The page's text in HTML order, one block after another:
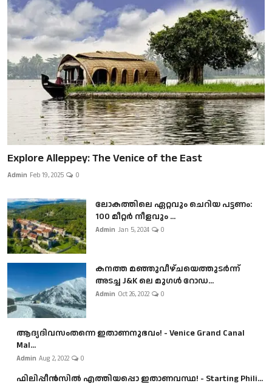
Explore Alleppey: The Venice of the East
Admin Feb 19, 2025 0
ലോകത്തിലെ ഏറ്റവും ചെറിയ പട്ടണം:
100 മീറ്റർ നീളവും ...
Admin Jan 5, 2024 0
കനത്ത മഞ്ഞുവീഴ്ചയെത്തുടർന്ന്
അടച്ച J&K ലെ മുഗൾ റോഡ...
Admin Oct 26, 2022 0
ആദ്യദിവസംതന്നെ ഇതാണനുഭവം! - Venice Grand Canal
Mal...
Admin Aug 2, 2022 0
ഫിലിപ്പീൻസിൽ എത്തിയപ്പൊ ഇതാണവസ്ഥ! - Starting Phili...